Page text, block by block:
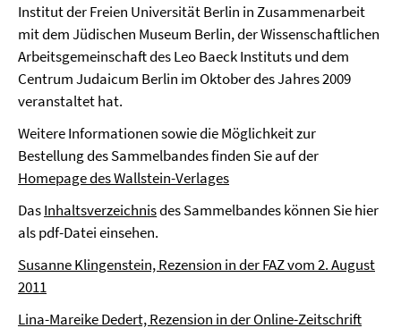
Institut der Freien Universität Berlin in Zusammenarbeit
mit dem Jüdischen Museum Berlin, der Wissenschaftlichen
Arbeitsgemeinschaft des Leo Baeck Instituts und dem
Centrum Judaicum Berlin im Oktober des Jahres 2009
veranstaltet hat.
Weitere Informationen sowie die Möglichkeit zur
Bestellung des Sammelbandes finden Sie auf der
Homepage des Wallstein-Verlages
DasInhaltsverzeichnisdes Sammelbandes können Sie hier
als pdf-Datei einsehen.
Susanne Klingenstein, Rezension in der FAZ vom 2. August
2011
Lina-Mareike Dedert, Rezension in der Online-Zeitschrift